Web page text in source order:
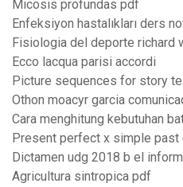
Micosis profundas pdf
Enfeksiyon hastalıkları ders
Fisiologia del deporte richard
Ecco lacqua parisi accordi
Picture sequences for story
Othon moacyr garcia
Cara menghitung kebutuhan
Present perfect x simple
Dictamen udg 2018 b el
Agricultura sintropica pdf